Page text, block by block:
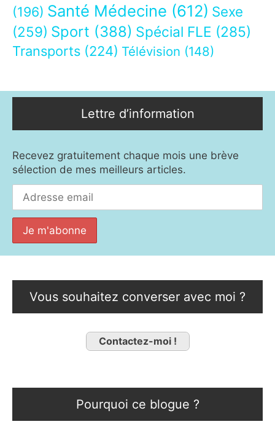
(196) Santé Médecine (612) Sexe
(259) Sport (388) Spécial FLE (285)
Transports (224) Télévision (148)
Lettre d’information
Recevez gratuitement chaque mois une brève
sélection de mes meilleurs articles.
Vous souhaitez converser avec moi ?
Contactez-moi !
Pourquoi ce blogue ?